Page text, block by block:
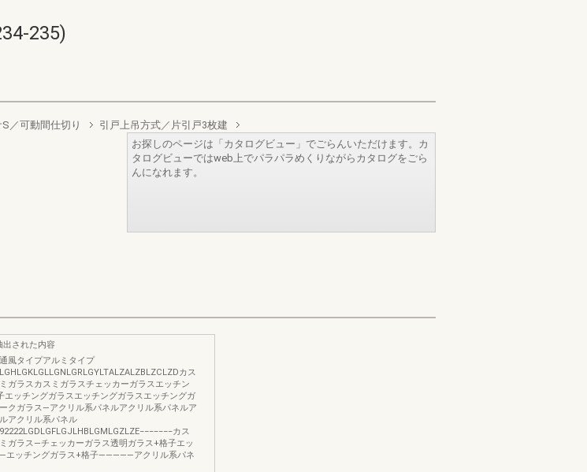
235)
／可動間仕切り 引戸上吊方式／片引戸3枚建
お探しのページは「カタログビュー」でごらんいただけます。カ
タログビューではweb上でパラパラめくりながらカタログをごら
んになれます。
出された内容
風タイプアルミタイプ
カス
ガラスカスミガラスチェッカーガラスエッチン
エッチングガラスエッチングガラスエッチングガ
クガラス―アクリル系パネルアクリル系パネルア
アクリル系パネル
カス
ガラス―チェッカーガラス透明ガラス+格子エッ
エッチングガラス+格子―――――アクリル系パネ